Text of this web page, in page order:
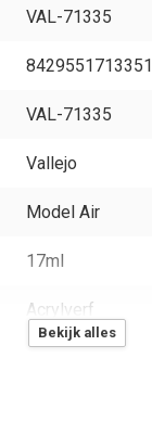
VAL-71335
8429551713351
VAL-71335
Vallejo
Model Air
17ml
Acrylverf
Bekijk alles